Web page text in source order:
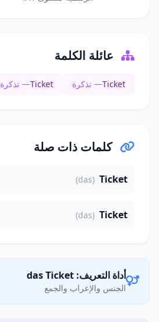
عائلة الكلمة
Ticket— تذكرة Ticket— تذكرة
كلمات ذات صلة
Ticket
(das)
Ticket
(das)
أداة التعريف: das Ticket
الجنس والإعراب والجمع